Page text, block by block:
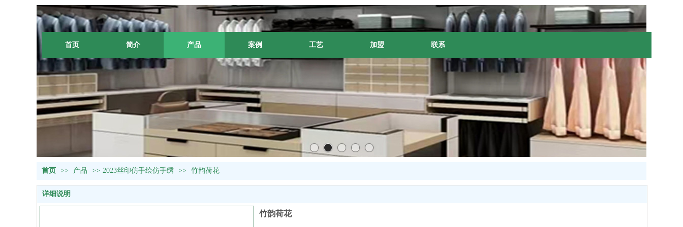
首页 简介 产品 案例 工艺 加盟 联系
首页 >> 产品 >> 2023丝印仿手绘仿手绣 >> 竹韵荷花
详细说明
竹韵荷花